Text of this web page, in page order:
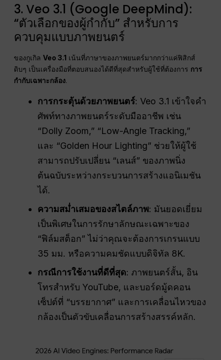
3. Veo 3.1 (Google DeepMind):
“ตัวเลือกของผู้กำกับ” สำหรับการ
ควบคุมแบบภาพยนตร์
ของกูเกิลVeo 3.1 เน้นที่ภาษาของภาพยนตร์มากกว่าแค่ฟิสิกส์
ดิบๆ เป็นเครื่องมือที่ตอบสนองได้ดีที่สุดสำหรับผู้ใช้ที่ต้องการ การ
กำกับเฉพาะกล้อง.
การกระตุ้นด้วยภาพยนตร์: Veo 3.1 เข้าใจคำ
ศัพท์ทางภาพยนตร์ระดับมืออาชีพ เช่น
“Dolly Zoom,” “Low-Angle Tracking,”
และ “Golden Hour Lighting” ช่วยให้ผู้ใช้
สามารถปรับเปลี่ยน “เลนส์” ของภาพนิ่ง
ต้นฉบับระหว่างกระบวนการสร้างแอนิเมชัน
ได้.
ความสม่ำเสมอของสไตล์ภาพ: มันยอดเยี่ยม
เป็นพิเศษในการรักษาลักษณะเฉพาะของ
“ฟิล์มสต็อก” ไม่ว่าคุณจะต้องการเกรนแบบ
35 มม. หรือความคมชัดแบบดิจิทัล 8K.
กรณีการใช้งานที่ดีที่สุด: ภาพยนตร์สั้น, อิน
โทรสำหรับ YouTube, และบอร์ดมู้ดคอน
เซ็ปต์ที่ “บรรยากาศ” และการเคลื่อนไหวของ
กล้องเป็นตัวขับเคลื่อนการสร้างสรรค์หลัก.